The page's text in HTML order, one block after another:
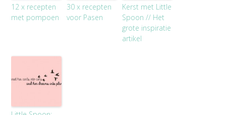
12 x recepten
met pompoen
30 x recepten
voor Pasen
Kerst met Little
Spoon // Het
grote inspiratie
artikel